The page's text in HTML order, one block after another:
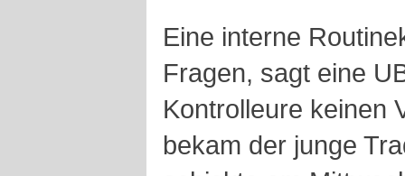
Eine interne
Fragen, sagt eine
Kontrolleure keinen
bekam der junge